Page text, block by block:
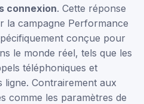
connexion. Cette réponse
la campagne Performance
conçue pour
le monde réel, tels que les
téléphoniques et
ligne. Contrairement aux
comme les paramètres de